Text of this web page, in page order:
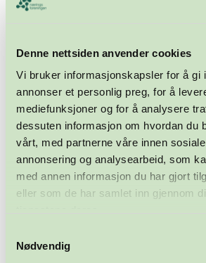
Denne nettsiden anvender cookies
Vi bruker informasjonskapsler for å gi
annonser et personlig preg, for å
mediefunksjoner og for å analysere
dessuten informasjon om hvordan du
vårt, med partnerne våre innen
annonsering og analysearbeid, som
med annen informasjon du har gjort
eller som de har samlet inn gjennom
Nødvendig
Meld deg på